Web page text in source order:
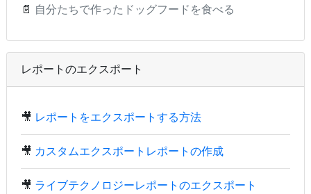
📄 自分たちで作ったドッグフードを食べる
レポートのエクスポート
🎥 レポートをエクスポートする方法
🎥 カスタムエクスポートレポートの作成
🎥 ライブテクノロジーレポートのエクスポート